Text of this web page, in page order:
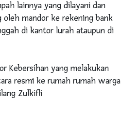
lainnya yang dilayani dan
oleh mandor ke rekening bank
di kantor lurah ataupun di
Kebersihan yang melakukan
resmi ke rumah rumah warga
Zulkifli